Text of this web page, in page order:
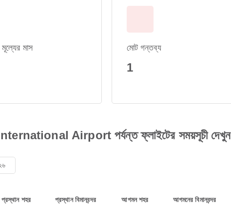
মূল্যের মাস মোট গন্তব্য
1
Airport পর্যন্ত ফ্লাইটের সময়সূচী দেখুন
প্রস্থান শহর প্রস্থান বিমানবন্দর আগমন শহর আগমনের বিমানবন্দর